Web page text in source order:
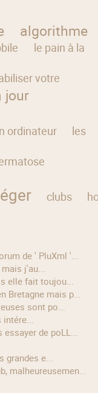
algorithme
le pain à la
votre
jour
ordinateur
les
clubs
de ' PluXml '...
j'au...
elle fait toujou...
Bretagne mais p...
sont po...
de poLL...
e...
malheureusemen...